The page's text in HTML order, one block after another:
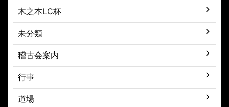
木之本LC杯
未分類
稽古会案内
行事
道場